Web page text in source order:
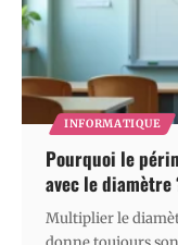
INFORMATIQUE
Pourquoi le
avec le diamètre
Multiplier le